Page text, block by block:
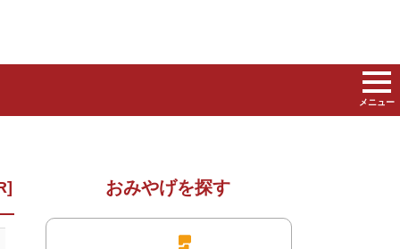
メニュー
おみやげを探す